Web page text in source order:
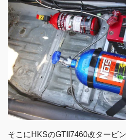
そこにHKSのGTII7460改タービ